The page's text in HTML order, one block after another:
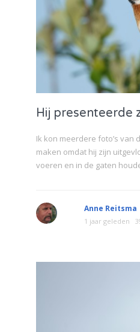
Hij presenteerde
Ik kon meerdere foto’s van
maken omdat hij zijn
voeren en in de gaten
Anne Reitsma
1 jaar geleden